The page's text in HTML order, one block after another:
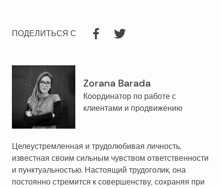
ПОДЕЛИТЬСЯ С
Zorana Barada
Координатор по работе с
клиентами и продвижению
Целеустремленная и трудолюбивая личность,
известная своим сильным чувством ответственности
и пунктуальностью. Настоящий трудоголик, она
постоянно стремится к совершенству, сохраняя при